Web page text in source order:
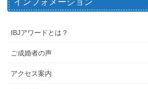
IBJアワードとは？
ご成婚者の声
アクセス案内